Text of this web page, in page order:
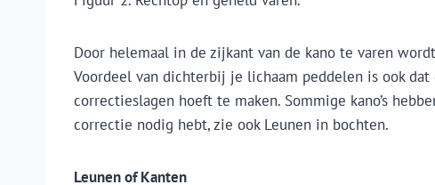
Door helemaal in de zijkant van de kano te varen
Voordeel van dichterbij je lichaam peddelen is ook
correctieslagen hoeft te maken. Sommige kano’s
correctie nodig hebt, zie ook Leunen in bochten.
Leunen of Kanten